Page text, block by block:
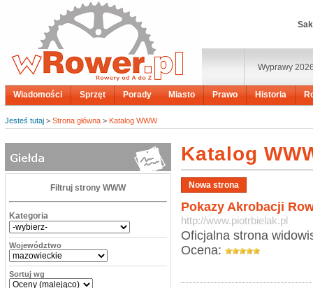
Wyprawy
Wiadomości Sprzęt Porady Miasto Prawo Historia
Jesteś tutaj > Strona główna > Katalog WWW
Filtruj strony WWW
Kategoria
Województwo
Sortuj wg
Katalog
Pokazy Akrobacji
http://www.piotrbielak.pl
Oficjalna strona
Ocena: